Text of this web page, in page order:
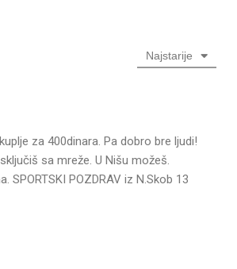
Najstarije
za 400dinara. Pa dobro bre ljudi!
sa mreže. U Nišu možeš.
POZDRAV iz N.Skob 13